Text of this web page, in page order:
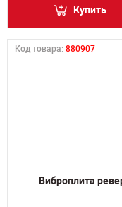
Купить
Код товара: 880907
Виброплита